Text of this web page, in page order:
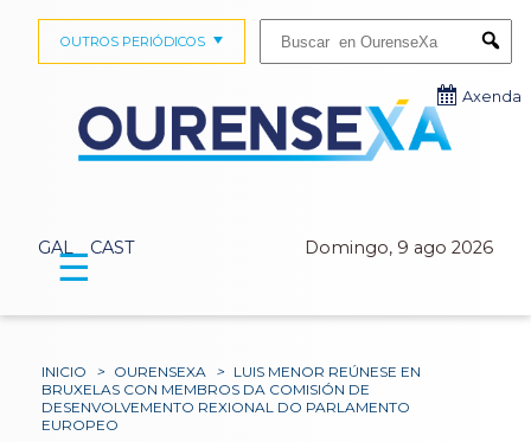
GAL CAST Domingo, 9 ago 2026
OUTROS PERIÓDICOS
Axenda
☰
INICIO > OURENSEXA > LUIS MENOR REÚNESE EN
BRUXELAS CON MEMBROS DA COMISIÓN DE
DESENVOLVEMENTO REXIONAL DO PARLAMENTO
EUROPEO